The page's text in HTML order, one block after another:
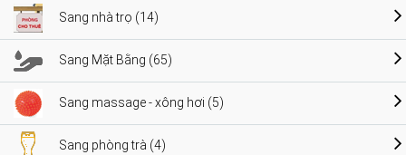
Sang nhà trọ (14)
Sang Mặt Bằng (65)
Sang massage - xông hơi (5)
Sang phòng trà (4)